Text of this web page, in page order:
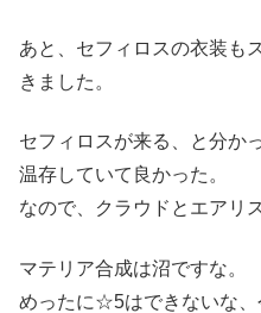
あと、セフィロスの衣装も
きました。
セフィロスが来る、と分か
温存していて良かった。
なので、クラウドとエアリ
マテリア合成は沼ですな。
めったに☆5はできないな、